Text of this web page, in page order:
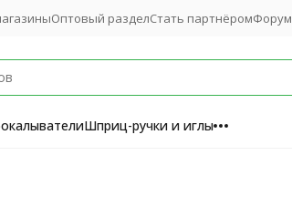
Оптовый разделСтать партнёромФорум
Шприц-ручки и иглы